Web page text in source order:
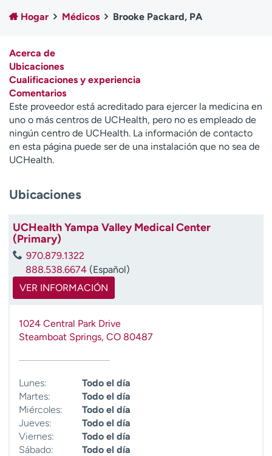
Empleados
Profesionales
comunicación
Contáctenos Noticias e historias
A
y
ú
d
a
e
a
n
c
o
Hogar Médicos Brooke Packard, PA
Acerca de
Ubicaciones
Cualificaciones y experiencia
Comentarios
Este proveedor está acreditado para ejercer la medicina en
uno o más centros de UCHealth, pero no es empleado de
ningún centro de UCHealth. La información de contacto
en esta página puede ser de una instalación que no sea de
UCHealth.
Ubicaciones
UCHealth Yampa Valley Medical Center
(Primary)
970.879.1322
888.538.6674 (Español)
VER INFORMACIÓN
1024 Central Park Drive
Steamboat Springs, CO 80487
Lunes:
Todo el día
Martes:
Todo el día
Miércoles:
Todo el día
Jueves:
Todo el día
Viernes:
Todo el día
Sábado:
Todo el día